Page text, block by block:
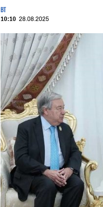
BT
10:10 28.08.2025